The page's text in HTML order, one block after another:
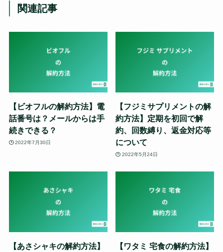
関連記事
【ビオフルの解約方法】電
話番号は？メールからは手
続きできる？
2022年7月30日
【フジミサプリメントの解
約方法】定期を初回で解
約、回数縛り、返金対応等
について
2022年5月24日
【あさシャキの解約方法】
【ワタミ 宅食の解約方法】